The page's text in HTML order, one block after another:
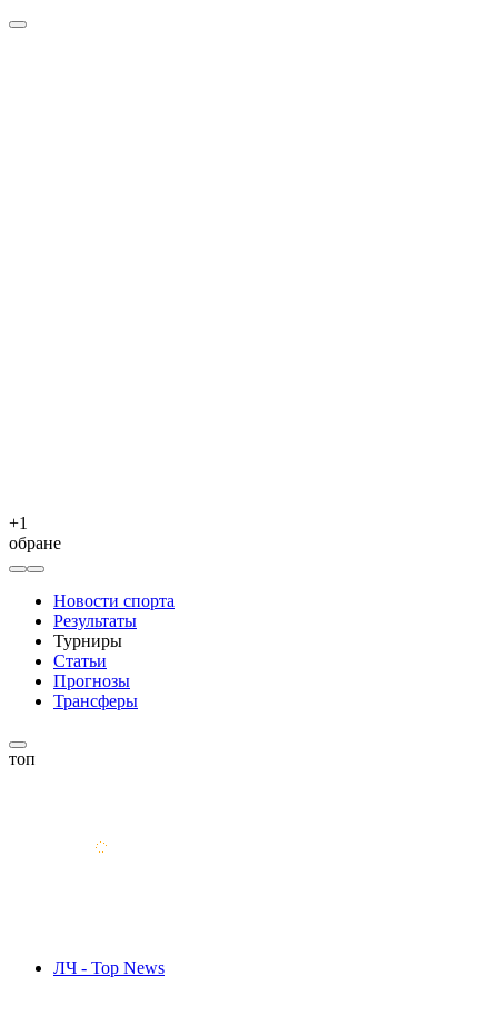
+1
обране
Новости спорта
Результаты
Турниры
Статьи
Прогнозы
Трансферы
топ
ЛЧ - Top News